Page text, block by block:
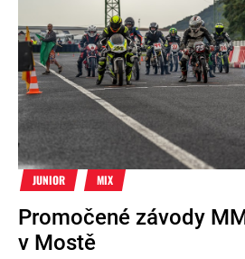
JUNIOR MIX
Promočené závody
v Mostě